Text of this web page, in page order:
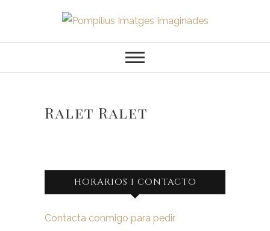
contenido
Pompilius
Imatges
Imaginades
Ralet Ralet
HORARIOS I CONTACTO
Contacta conmigo para pedir